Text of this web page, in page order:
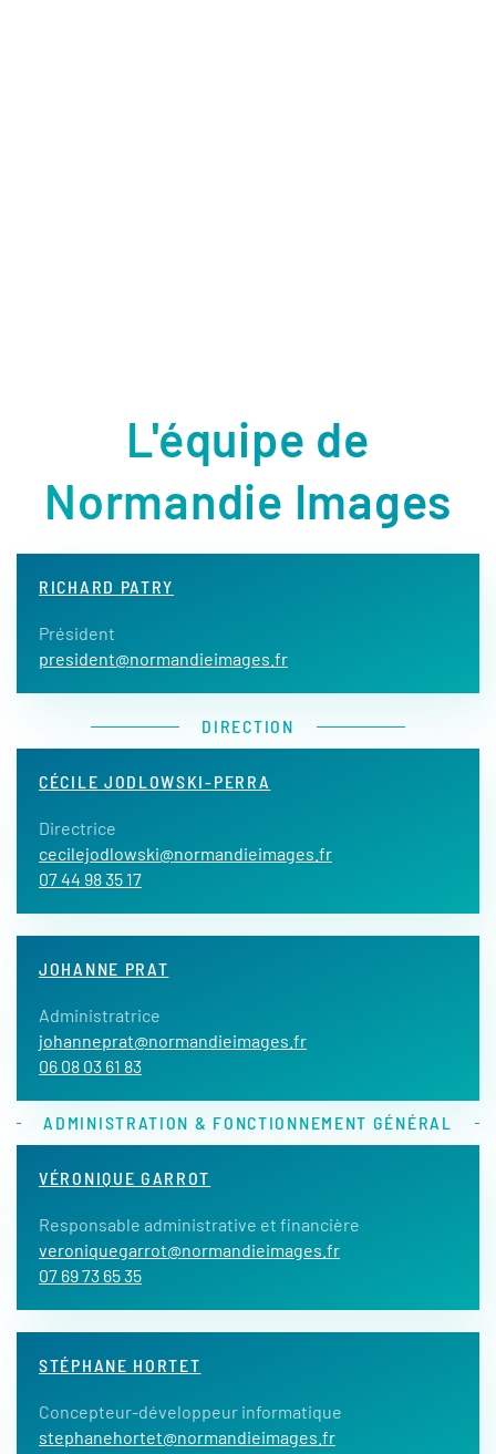
L'équipe de
Normandie Images
RICHARD PATRY
Président
president@normandieimages.fr
DIRECTION
CÉCILE JODLOWSKI-PERRA
Directrice
cecilejodlowski@normandieimages.fr
07 44 98 35 17
JOHANNE PRAT
Administratrice
johanneprat@normandieimages.fr
06 08 03 61 83
ADMINISTRATION & FONCTIONNEMENT GÉNÉRAL
VÉRONIQUE GARROT
Responsable administrative et financière
veroniquegarrot@normandieimages.fr
07 69 73 65 35
STÉPHANE HORTET
Concepteur-développeur informatique
stephanehortet@normandieimages.fr